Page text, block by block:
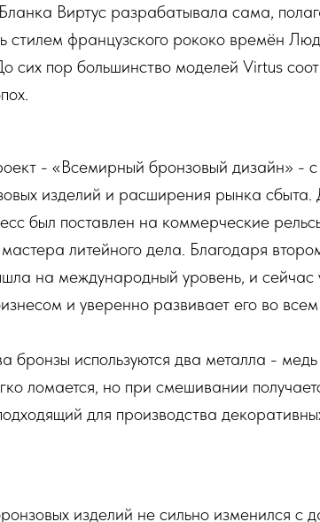
Виртус разрабатывала сама,
стилем французского рококо времён
сих пор большинство моделей Virtus
- «Всемирный бронзовый дизайн» -
изделий и расширения рынка сбыта.
был поставлен на коммерческие
литейного дела. Благодаря
на международный уровень, и сейчас
и уверенно развивает его во
бронзы используются два металла -
ломается, но при смешивании
для производства
изделий не сильно изменился с